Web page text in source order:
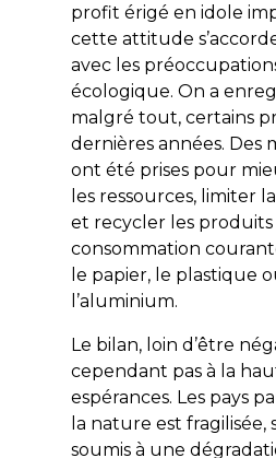
profit érigé en idole
cette attitude
avec les
écologique. On a
malgré tout, certains
dernières années. Des
ont été prises pour
les ressources, limiter
et recycler les produits
consommation
le papier, le plastique
l’aluminium.
Le bilan, loin d’être
cependant pas à la
espérances. Les pays
la nature est fragilisée,
soumis à une